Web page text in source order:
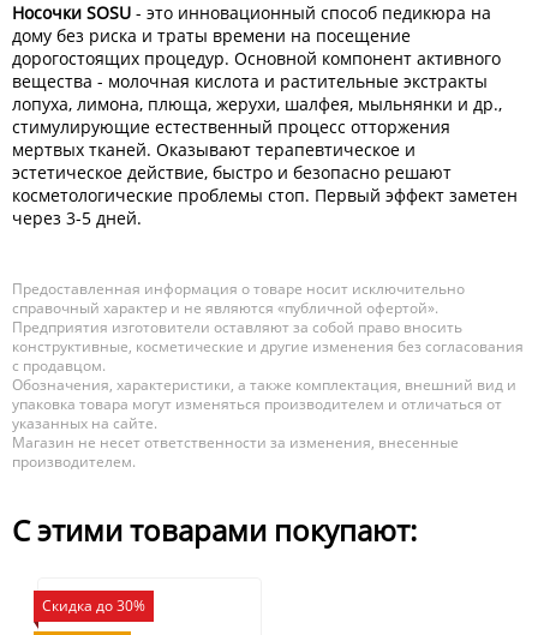
Носочки SOSU - это инновационный способ педикюра на
дому без риска и траты времени на посещение
дорогостоящих процедур. Основной компонент активного
вещества - молочная кислота и растительные экстракты
лопуха, лимона, плюща, жерухи, шалфея, мыльнянки и др.,
стимулирующие естественный процесс отторжения
мертвых тканей. Оказывают терапевтическое и
эстетическое действие, быстро и безопасно решают
косметологические проблемы стоп. Первый эффект заметен
через 3-5 дней.
Предоставленная информация о товаре носит исключительно
справочный характер и не являются «публичной офертой».
Предприятия изготовители оставляют за собой право вносить
конструктивные, косметические и другие изменения без согласования
с продавцом.
Обозначения, характеристики, а также комплектация, внешний вид и
упаковка товара могут изменяться производителем и отличаться от
указанных на сайте.
Магазин не несет ответственности за изменения, внесенные
производителем.
С этими товарами покупают:
Скидка до 30%